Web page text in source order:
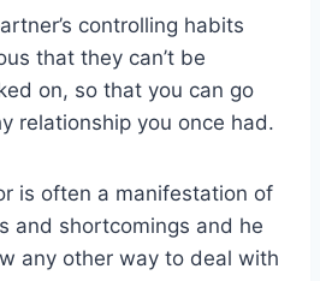
controlling habits
that they can’t be
on, so that you can go
relationship you once had.
is often a manifestation of
and shortcomings and he
any other way to deal with